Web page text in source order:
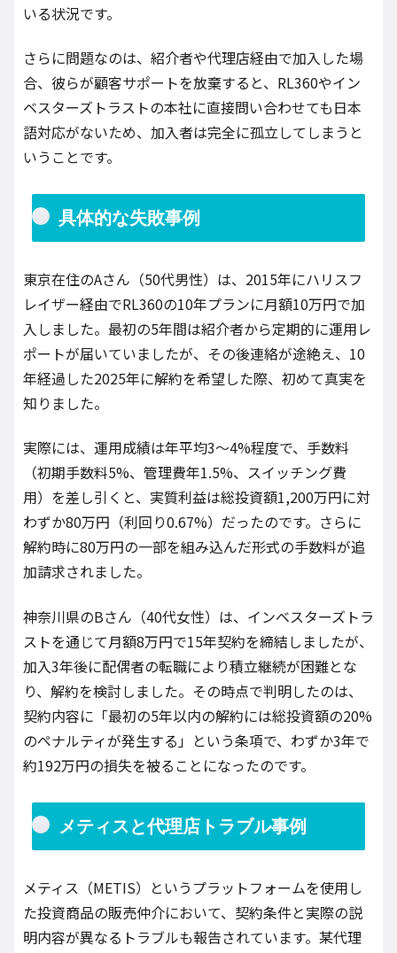
いる状況です。
さらに問題なのは、紹介者や代理店経由で加入した場
合、彼らが顧客サポートを放棄すると、RL360やイン
ベスターズトラストの本社に直接問い合わせても日本
語対応がないため、加入者は完全に孤立してしまうと
いうことです。
具体的な失敗事例
東京在住のAさん（50代男性）は、2015年にハリスフ
レイザー経由でRL360の10年プランに月額10万円で加
入しました。最初の5年間は紹介者から定期的に運用レ
ポートが届いていましたが、その後連絡が途絶え、10
年経過した2025年に解約を希望した際、初めて真実を
知りました。
実際には、運用成績は年平均3～4%程度で、手数料
（初期手数料5%、管理費年1.5%、スイッチング費
用）を差し引くと、実質利益は総投資額1,200万円に対
わずか80万円（利回り0.67%）だったのです。さらに
解約時に80万円の一部を組み込んだ形式の手数料が追
加請求されました。
神奈川県のBさん（40代女性）は、インベスターズトラ
ストを通じて月額8万円で15年契約を締結しましたが、
加入3年後に配偶者の転職により積立継続が困難とな
り、解約を検討しました。その時点で判明したのは、
契約内容に「最初の5年以内の解約には総投資額の20%
のペナルティが発生する」という条項で、わずか3年で
約192万円の損失を被ることになったのです。
メティスと代理店トラブル事例
メティス（METIS）というプラットフォームを使用し
た投資商品の販売仲介において、契約条件と実際の説
明内容が異なるトラブルも報告されています。某代理